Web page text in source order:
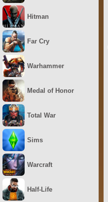
Hitman
Far Cry
Warhammer
Medal of Honor
Total War
Sims
Warcraft
Half-Life